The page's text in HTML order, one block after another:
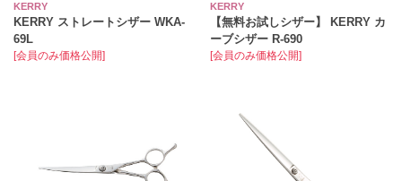
KERRY
KERRY ストレートシザー WKA-
69L
[会員のみ価格公開]
KERRY
【無料お試しシザー】 KERRY カ
ーブシザー R-690
[会員のみ価格公開]